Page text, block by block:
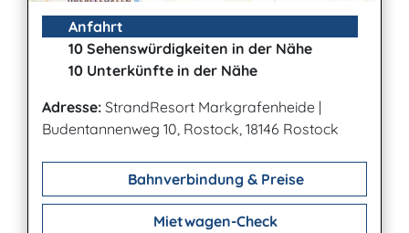
Anfahrt
10 Sehenswürdigkeiten in der Nähe
10 Unterkünfte in der Nähe
Adresse: StrandResort Markgrafenheide |
Budentannenweg 10, Rostock, 18146 Rostock
Bahnverbindung & Preise
Mietwagen-Check